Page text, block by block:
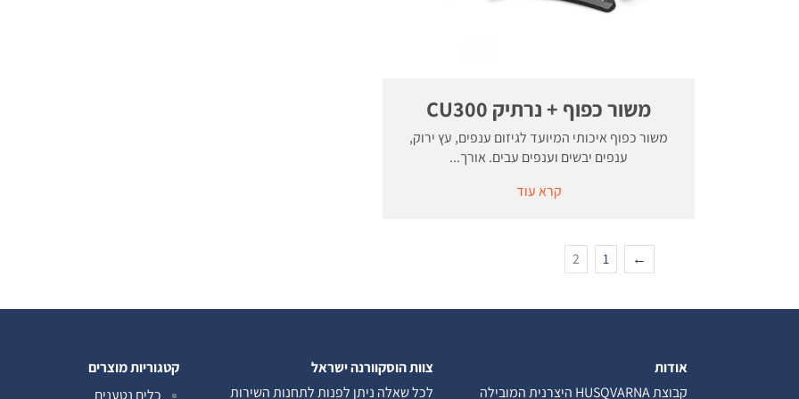
משור כפוף + נרתיק CU300
משור כפוף איכותי המיועד לגיזום ענפים, עץ ירוק,
ענפים יבשים וענפים עבים. אורך...
קרא עוד
←
1
2
אודות
קבוצת HUSQVARNA היצרנית המובילה
צוות הוסקוורנה ישראל
לכל שאלה ניתן לפנות לתחנות השירות
קטגוריות מוצרים
כלים נטענים